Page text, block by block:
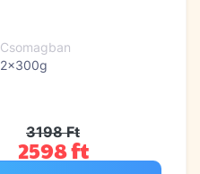
Csomagban
2x300g
3198 Ft
2598 ft